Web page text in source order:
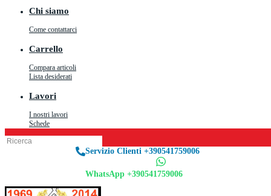
Chi siamo
Come contattarci
Carrello
Compara articoli
Lista desiderati
Lavori
I nostri lavori
Schede
Servizio Clienti +390541759006
WhatsApp +390541759006